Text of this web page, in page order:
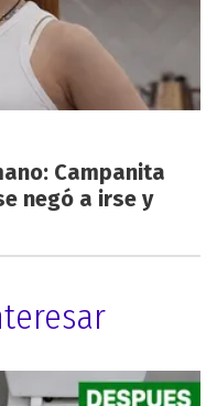
Campanita
negó a irse y